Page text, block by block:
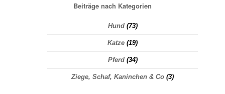
Beiträge nach Kategorien
Hund(73)
Katze (19)
Pferd(34)
Ziege, Schaf, Kaninchen & Co (3)